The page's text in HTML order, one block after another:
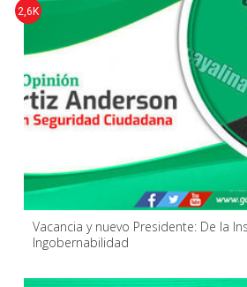
Vacancia y nuevo Presidente: De la
Ingobernabilidad
2,6K